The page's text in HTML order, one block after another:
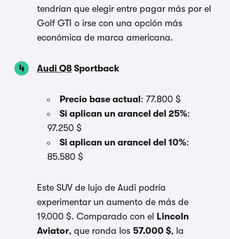
tendrían que elegir entre pagar más por el
Golf GTI o irse con una opción más
económica de marca americana.
Audi Q8 Sportback
Precio base actual: 77.800 $
Si aplican un arancel del 25%:
97.250 $
Si aplican un arancel del 10%:
85.580 $
Este SUV de lujo de Audi podría
experimentar un aumento de más de
19.000 $. Comparado con el Lincoln
Aviator, que ronda los 57.000 $, la